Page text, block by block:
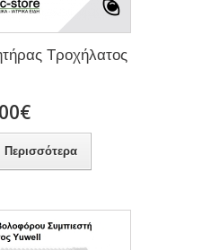
Τροχήλατος
Περισσότερα